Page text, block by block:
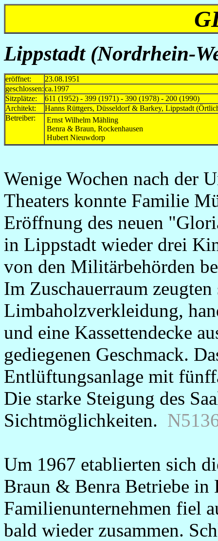
Lippstadt (Nordrhein-
eröffnet:
23.08.1951
geschlossen:ca.1997
Sitzplätze:
611 (1952) - 399 (1971) - 390 (1978) - 200 (1990)
Architekt:
Hanns Rüttgers, Düsseldorf & Barkey, Lippstadt
Betreiber:
Ernst Wilhelm Mähling
Benra & Braun, Rockenhausen
Hubert Nieuwdorp
Wenige Wochen nach der
Theaters konnte Familie
Eröffnung des neuen
in Lippstadt wieder drei
von den Militärbehörden
Im Zuschauerraum
Limbaholzverkleidung,
und eine Kassettendecke
gediegenen Geschmack.
Entlüftungsanlage mit
Die starke Steigung des
Sichtmöglichkeiten.
Um 1967 etablierten sich
Braun & Benra Betriebe in
Familienunternehmen fiel
bald wieder zusammen.